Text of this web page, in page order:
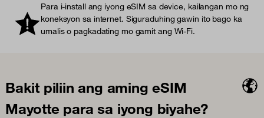
Para i-install ang iyong eSIM sa device, kailangan mo ng
koneksyon sa internet. Siguraduhing gawin ito bago ka
umalis o pagkadating mo gamit ang Wi-Fi.
Bakit piliin ang aming eSIM
Mayotte para sa iyong biyahe?